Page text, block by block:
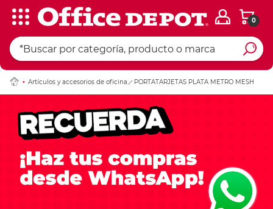
0
Artículos y accesorios de oficina PORTATARJETAS PLATA METRO MESH
Ingresar Codigo